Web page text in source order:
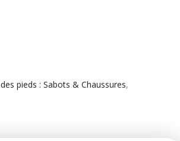
pieds : Sabots & Chaussures,